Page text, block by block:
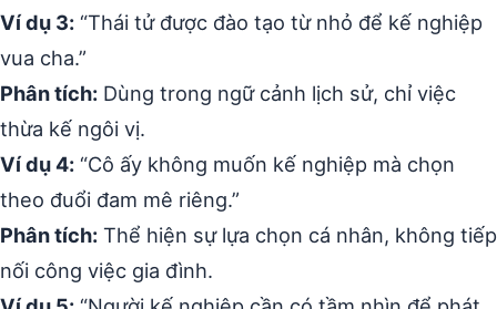
Ví dụ 3: “Thái tử được đào tạo từ nhỏ để kế nghiệp
vua cha.”
Phân tích: Dùng trong ngữ cảnh lịch sử, chỉ việc
thừa kế ngôi vị.
Ví dụ 4: “Cô ấy không muốn kế nghiệp mà chọn
theo đuổi đam mê riêng.”
Phân tích: Thể hiện sự lựa chọn cá nhân, không tiếp
nối công việc gia đình.